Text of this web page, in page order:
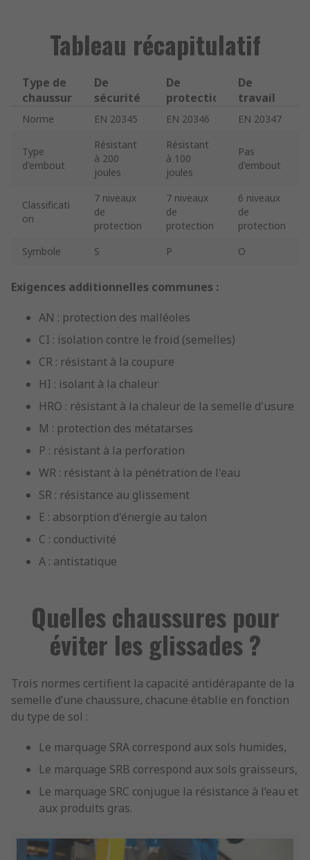
Tableau récapitulatif
Type de
chaussures
De
sécurité
De
protection
De
travail
Norme EN 20345 EN 20346 EN 20347
Type
d'embout
Résistant
à 200
joules
Résistant
à 100
joules
Pas
d'embout
Classificati
on
7 niveaux
de
protection
7 niveaux
de
protection
6 niveaux
de
protection
Symbole
S P O
Exigences additionnelles communes :
AN : protection des malléoles
CI : isolation contre le froid (semelles)
CR : résistant à la coupure
HI : isolant à la chaleur
HRO : résistant à la chaleur de la semelle d'usure
M : protection des métatarses
P : résistant à la perforation
WR : résistant à la pénétration de l'eau
SR : résistance au glissement
E : absorption d'énergie au talon
C : conductivité
A : antistatique
Quelles chaussures pour
éviter les glissades ?
Trois normes certifient la capacité antidérapante de la
semelle d’une chaussure, chacune établie en fonction
du type de sol :
Le marquage SRA correspond aux sols humides,
Le marquage SRB correspond aux sols graisseurs,
Le marquage SRC conjugue la résistance à l’eau et
aux produits gras.